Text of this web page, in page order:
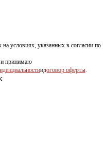
условиях, указанных в согласии по
принимаю
идоговор оферты.